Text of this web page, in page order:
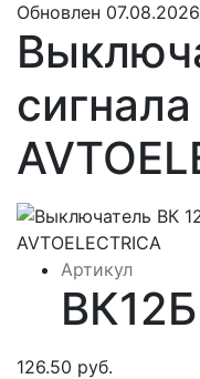
Обновлен 07.08.2026
Артикул
126.50 руб.